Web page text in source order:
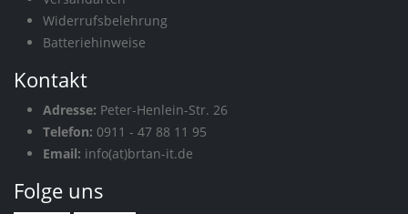
Widerrufsbelehrung
Batteriehinweise
Kontakt
Adresse: Peter-Henlein-Str. 26
Telefon: 0911 - 47 88 11 95
Email: info(at)brtan-it.de
Folge uns